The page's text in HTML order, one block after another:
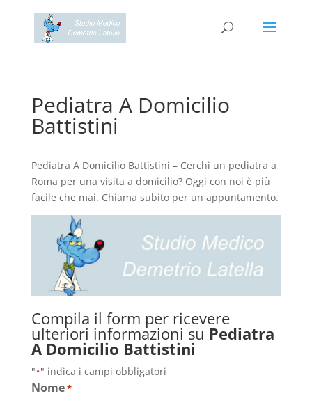
Pediatra A Domicilio
Battistini
Pediatra A Domicilio Battistini – Cerchi un pediatra a
Roma per una visita a domicilio? Oggi con noi è più
facile che mai. Chiama subito per un appuntamento.
Compila il form per ricevere
ulteriori informazioni su Pediatra
A Domicilio Battistini
"*" indica i campi obbligatori
Nome*